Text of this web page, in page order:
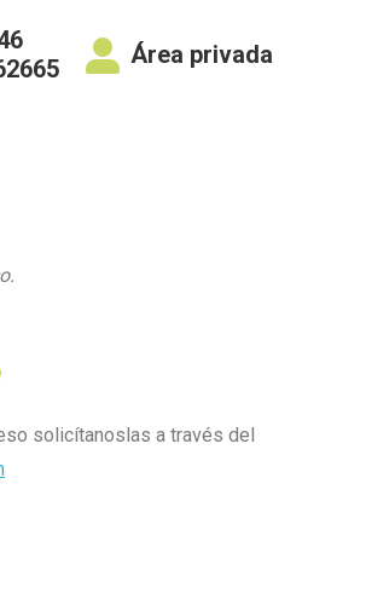
Área privada
solicítanoslas a través del